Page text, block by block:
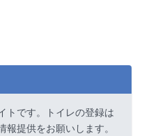
トです。トイレの登録は
提供をお願いします。